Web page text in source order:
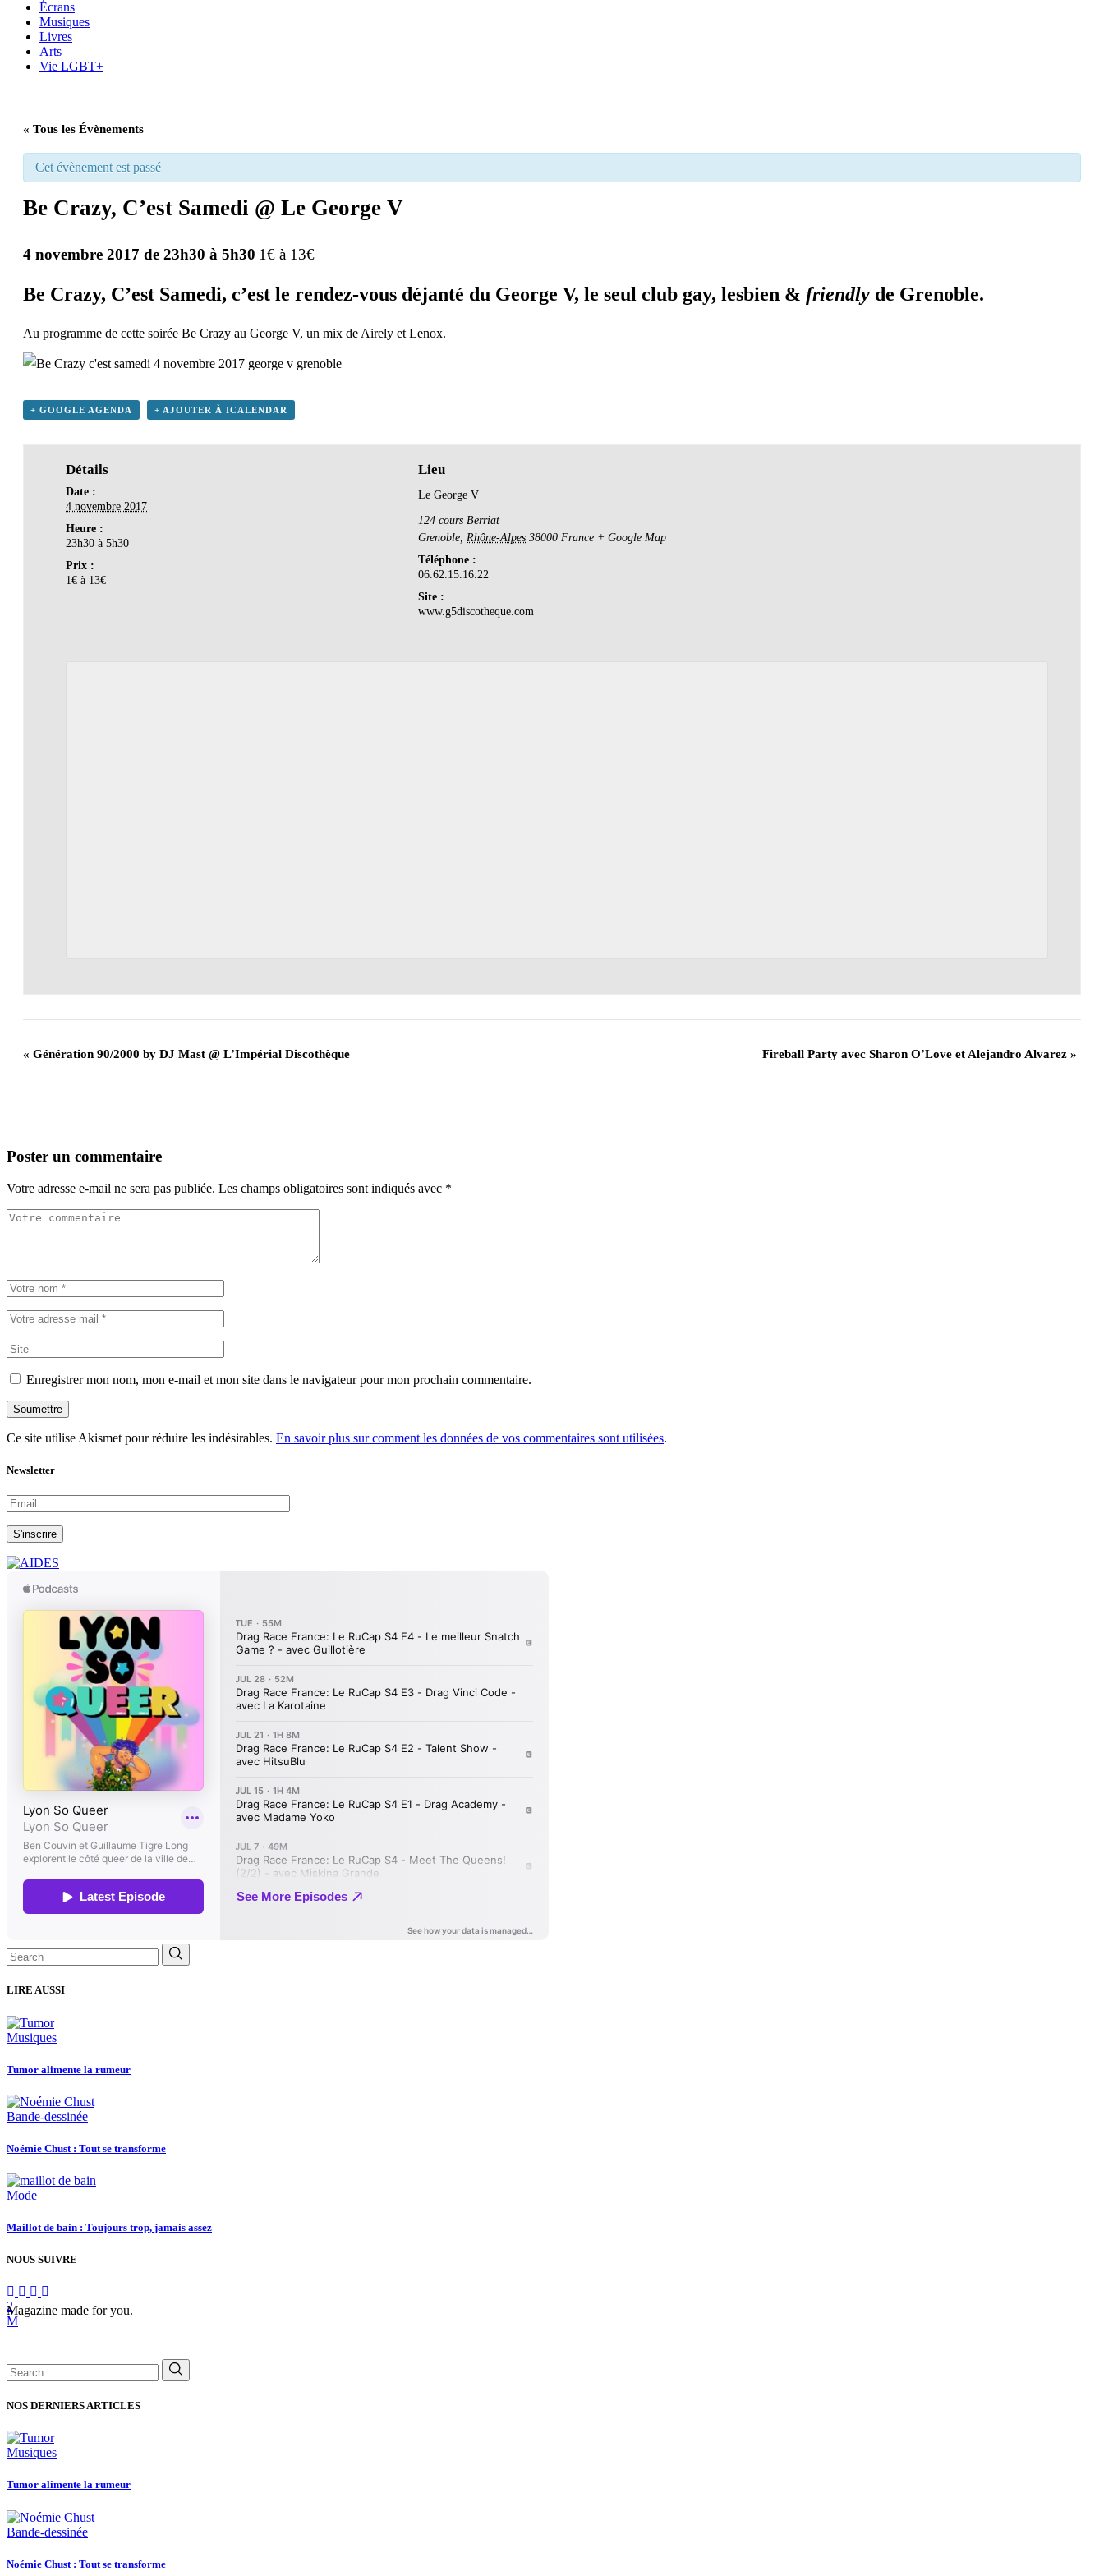
Écrans
Musiques
Livres
Arts
Vie LGBT+
« Tous les Évènements
Cet évènement est passé
Be Crazy, C’est Samedi @ Le George V
4 novembre 2017 de 23h30 à 5h30 1€ à 13€
Be Crazy, C’est Samedi, c’est le rendez-vous déjanté du George V, le seul club gay, lesbien & friendly de Grenoble.
Au programme de cette soirée Be Crazy au George V, un mix de Airely et Lenox.
+ GOOGLE AGENDA + AJOUTER À ICALENDAR
Détails
Date :
4 novembre 2017
Heure :
23h30 à 5h30
Prix :
1€ à 13€
Lieu
Le George V
124 cours Berriat
Grenoble Rhône-Alpes 38000 France + Google Map
Téléphone :
06.62.15.16.22
Site :
www.g5discotheque.com
« Génération 90/2000 by DJ Mast @ L’Impérial Discothèque Fireball Party avec Sharon O’Love et Alejandro Alvarez »
Poster un commentaire
Votre adresse e-mail ne sera pas publiée. Les champs obligatoires sont indiqués avec *
Enregistrer mon nom, mon e-mail et mon site dans le navigateur pour mon prochain commentaire.
Soumettre
Ce site utilise Akismet pour réduire les indésirables. En savoir plus sur comment les données de vos commentaires sont utilisées.
Newsletter
S'inscrire
Search
for:
LIRE AUSSI
Musiques
Tumor alimente la rumeur
Bande-dessinée
Noémie Chust : Tout se transforme
Mode
Maillot de bain : Toujours trop, jamais assez
NOUS SUIVRE
Magazine made for you.
Search
for:
NOS DERNIERS ARTICLES
Musiques
Tumor alimente la rumeur
Bande-dessinée
Noémie Chust : Tout se transforme